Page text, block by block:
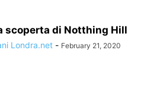
scoperta di Notthing Hill
Londra.net - February 21, 2020